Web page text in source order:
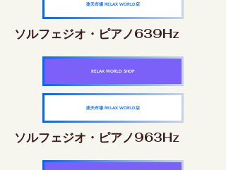
楽天市場 RELAX WORLD店
ソルフェジオ・ピアノ639Hz
RELAX WORLD SHOP
楽天市場 RELAX WORLD店
ソルフェジオ・ピアノ963Hz